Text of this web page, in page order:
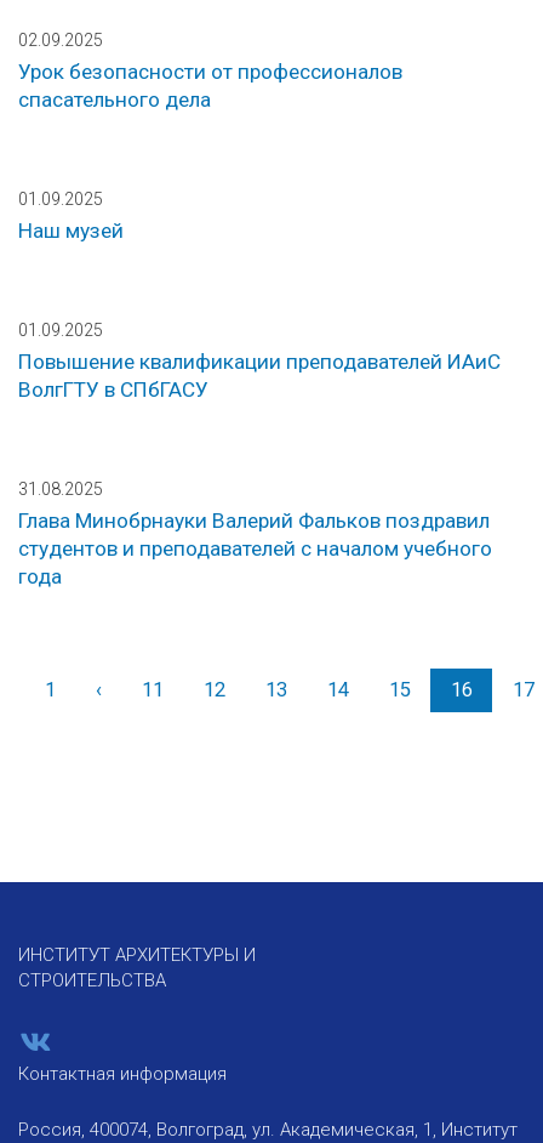
02.09.2025
Урок безопасности от профессионалов
спасательного дела
01.09.2025
Наш музей
01.09.2025
Повышение квалификации преподавателей ИАиС
ВолгГТУ в СПбГАСУ
31.08.2025
Глава Минобрнауки Валерий Фальков поздравил
студентов и преподавателей с началом учебного
года
1 ‹Назад
11 12 13 14 15 16 17
ИНСТИТУТ АРХИТЕКТУРЫ И
СТРОИТЕЛЬСТВА
Контактная информация
Россия, 400074, Волгоград, ул. Академическая, 1, Институт